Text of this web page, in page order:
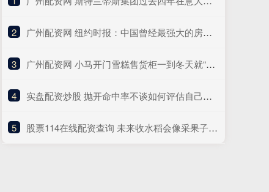
2 ​广州配资网 纽约时报：中国曾经最强大的房地产公司的末日
3 ​广州配资网 小马开门雪糕售货柜一到冬天就“失业”应该怎么办？
4 ​实盘配资炒股 抛开命中率不谈如何评估自己最近几场表现？谢泼德：抛不开
5 ​股票114在线配资查询 未来收水稻会像采果子？中国科学家破解水稻“多年生”关键